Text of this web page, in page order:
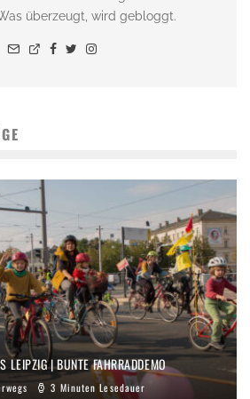
überzeugt, wird gebloggt.
LEIPZIG | BUNTE FAHRRADDEMO
3 Minuten Lesedauer